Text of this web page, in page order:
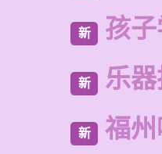
新 孩
新 乐
新 福